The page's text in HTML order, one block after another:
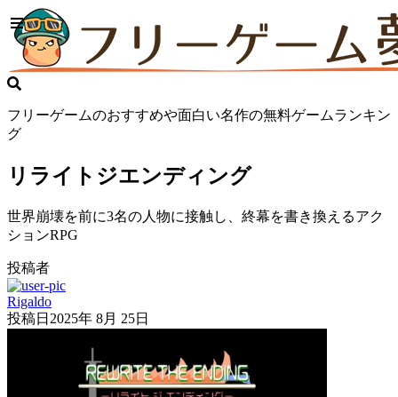
フリーゲームのおすすめや面白い名作の無料ゲームランキン
グ
リライトジエンディング
世界崩壊を前に3名の人物に接触し、終幕を書き換えるアク
ションRPG
投稿者
Rigaldo
投稿日 2025年 8月 25日